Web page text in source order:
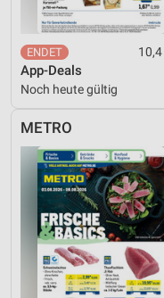
App-Deals
Noch heute gültig
METRO
Verwendung von
personalisierter Inhalte
Messung der
Messung der
Analyse von
Kombinationen von
Quellen
Entwicklung und
Verwendung
Inhalten
IAB-Besonderheiten: